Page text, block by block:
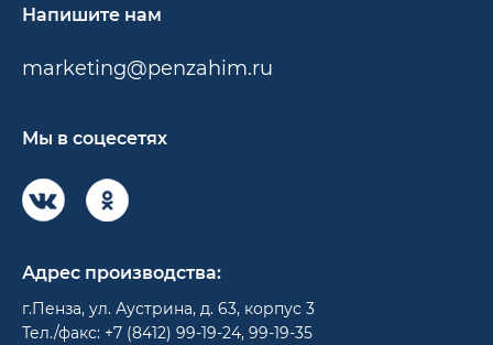
Напишите нам
marketing@penzahim.ru
Мы в соцесетях
Адрес производства:
г.Пенза, ул. Аустрина, д. 63, корпус 3
Тел./факс: +7 (8412) 99-19-24, 99-19-35